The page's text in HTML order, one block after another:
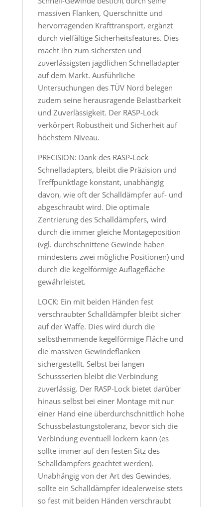
massiven Flanken, Querschnitte und
hervorragenden Krafttransport, ergänzt
durch vielfältige Sicherheitsfeatures. Dies
macht ihn zum sichersten und
zuverlässigsten jagdlichen Schnelladapter
auf dem Markt. Ausführliche
Untersuchungen des TÜV Nord belegen
zudem seine herausragende Belastbarkeit
und Zuverlässigkeit. Der RASP-Lock
verkörpert Robustheit und Sicherheit auf
höchstem Niveau.
PRECISION: Dank des RASP-Lock
Schnelladapters, bleibt die Präzision und
Treffpunktlage konstant, unabhängig
davon, wie oft der Schalldämpfer auf- und
abgeschraubt wird. Die optimale
Zentrierung des Schalldämpfers, wird
durch die immer gleiche Montageposition
(vgl. durchschnittene Gewinde haben
mindestens zwei mögliche Positionen) und
durch die kegelförmige Auflagefläche
gewährleistet.
LOCK: Ein mit beiden Händen fest
verschraubter Schalldämpfer bleibt sicher
auf der Waffe. Dies wird durch die
selbsthemmende kegelförmige Fläche und
die massiven Gewindeflanken
sichergestellt. Selbst bei langen
Schussserien bleibt die Verbindung
zuverlässig. Der RASP-Lock bietet darüber
hinaus selbst bei einer Montage mit nur
einer Hand eine überdurchschnittlich hohe
Schussbelastungstoleranz, bevor sich die
Verbindung eventuell lockern kann (es
sollte immer auf den festen Sitz des
Schalldämpfers geachtet werden).
Unabhängig von der Art des Gewindes,
sollte ein Schalldämpfer idealerweise stets
so fest mit beiden Händen verschraubt